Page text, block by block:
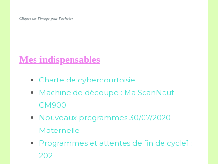
Cliquez sur l'image pour l'acheter
Mes indispensables
Charte de cybercourtoisie
Machine de découpe : Ma ScanNcut
CM900
Nouveaux programmes 30/07/2020
Maternelle
Programmes et attentes de fin de cycle1 :
2021